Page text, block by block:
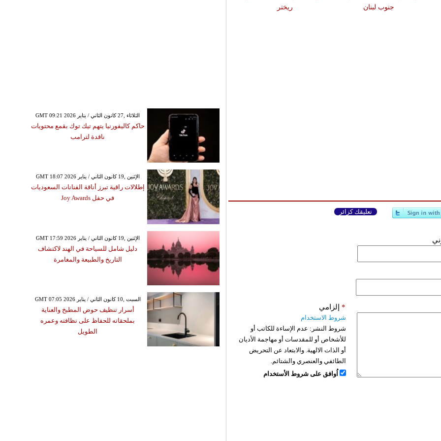
ريختر
جنوب لبنان
تعليقك كزائر
إلزامي *
شروط الاستخدام
شروط النشر: عدم الإساءة للكاتب أو
للأشخاص أو للمقدسات أو مهاجمة الأديان
أو الذات الالهية. والابتعاد عن التحريض
الطائفي والعنصري والشتائم.
اُوافق على شروط الأستخدام
GMT 09:21 2026 الثلاثاء ,27 كانون الثاني / يناير
حاكم كاليفورنيا يتهم تيك توك بقمع محتويات
ناقدة لترامب
GMT 18:07 2026 الإثنين ,19 كانون الثاني / يناير
إطلالات راقية تبرز أناقة الفنانات السعوديات
في حفل Joy Awards
GMT 17:59 2026 الإثنين ,19 كانون الثاني / يناير
دليل شامل للسياحة في الهند لاكتشاف
التاريخ والطبيعة والمغامرة
GMT 07:05 2026 السبت ,10 كانون الثاني / يناير
أسرار تنظيف حوض المطبخ والعناية
بملحقاته للحفاظ على نظافته وعمره
الطويل